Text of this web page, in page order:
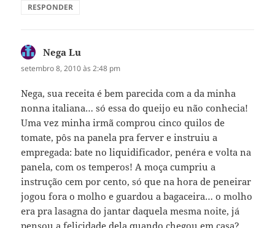
RESPONDER
Nega Lu
setembro 8, 2010 às 2:48 pm
Nega, sua receita é bem parecida com a da minha
nonna italiana… só essa do queijo eu não conhecia!
Uma vez minha irmã comprou cinco quilos de
tomate, pôs na panela pra ferver e instruiu a
empregada: bate no liquidificador, penéra e volta na
panela, com os temperos! A moça cumpriu a
instrução cem por cento, só que na hora de peneirar
jogou fora o molho e guardou a bagaceira… o molho
era pra lasagna do jantar daquela mesma noite, já
pensou a felicidade dela quando chegou em casa?